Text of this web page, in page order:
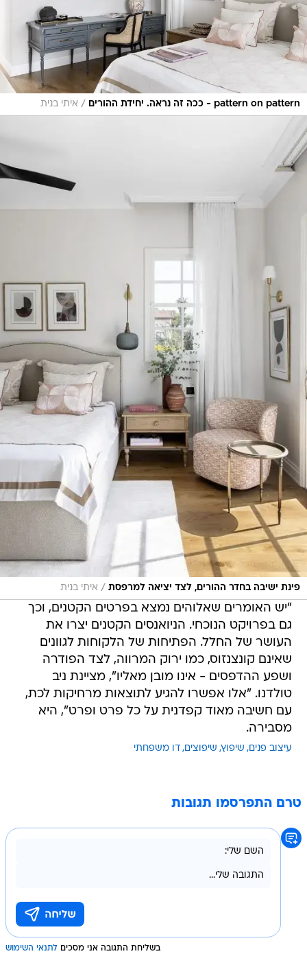
pattern on pattern - ככה זה נראה. יחידת ההורים / איתי בנית
פינת ישיבה בחדר ההורים, לצד יציאה למרפסת / איתי בנית
"יש האומרים שאלוהים נמצא בפרטים הקטנים, וכך
גם בפרויקט הנוכחי. הניואנסים הקטנים יצרו את
העושר של החלל. הפתיחות של הלקוחות לגוונים
שאינם קונצנזוס, כמו ירוק המרווה, לצד הפודרה
ושפע ההדפסים - אינו מובן מאליו", מציינת ניב
טולדנו. "אלו אפשרו להגיע לתוצאות מרחיקות לכת,
עם חשיבה מאוד קפדנית על כל פרט ופרט", היא
מסבירה.
עיצוב פנים שיפוץ שיפוצים דו משפחתי
טרם התפרסמו תגובות
בשליחת התגובה אני מסכים לתנאי השימוש